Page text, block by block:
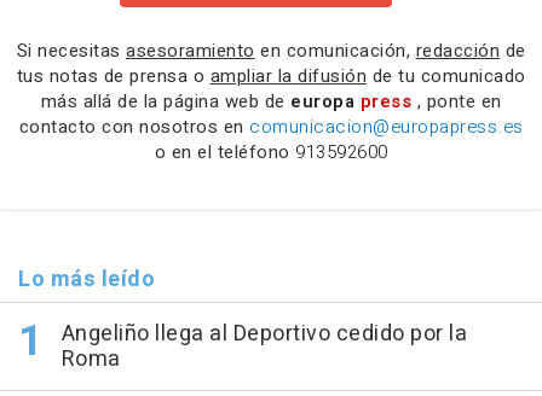
Si necesitas asesoramiento en comunicación, redacción de
tus notas de prensa o ampliar la difusión de tu comunicado
más allá de la página web de europa press , ponte en
contacto con nosotros en comunicacion@europapress.es
o en el teléfono 913592600
Lo más leído
Angeliño llega al Deportivo cedido por la
Roma